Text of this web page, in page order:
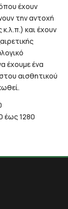
έχουν
την αντοχή
και έχουν
έχουμε ένα
αισθητικού
έως 1280